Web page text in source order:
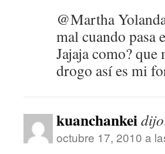
@Martha
mal cuando pasa
Jajaja como?
drogo así es mi
kuanchankei
octubre 17, 2010 a